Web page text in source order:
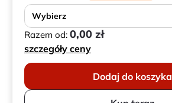
Wybierz
Razem od: 0,00 zł
szczegóły ceny
Dodaj do koszyka